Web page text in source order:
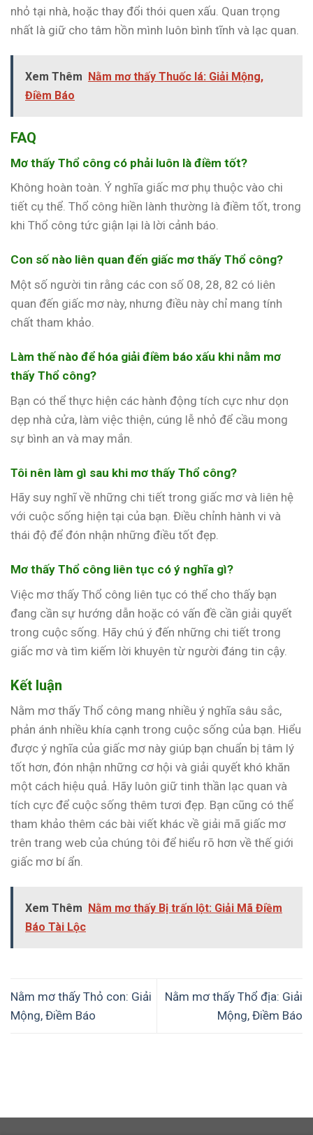
nhỏ tại nhà, hoặc thay đổi thói quen xấu. Quan trọng
nhất là giữ cho tâm hồn mình luôn bình tĩnh và lạc quan.
Xem Thêm Nằm mơ thấy Thuốc lá: Giải Mộng,
Điềm Báo
FAQ
Mơ thấy Thổ công có phải luôn là điềm tốt?
Không hoàn toàn. Ý nghĩa giấc mơ phụ thuộc vào chi
tiết cụ thể. Thổ công hiền lành thường là điềm tốt, trong
khi Thổ công tức giận lại là lời cảnh báo.
Con số nào liên quan đến giấc mơ thấy Thổ công?
Một số người tin rằng các con số 08, 28, 82 có liên
quan đến giấc mơ này, nhưng điều này chỉ mang tính
chất tham khảo.
Làm thế nào để hóa giải điềm báo xấu khi nằm mơ
thấy Thổ công?
Bạn có thể thực hiện các hành động tích cực như dọn
dẹp nhà cửa, làm việc thiện, cúng lễ nhỏ để cầu mong
sự bình an và may mắn.
Tôi nên làm gì sau khi mơ thấy Thổ công?
Hãy suy nghĩ về những chi tiết trong giấc mơ và liên hệ
với cuộc sống hiện tại của bạn. Điều chỉnh hành vi và
thái độ để đón nhận những điều tốt đẹp.
Mơ thấy Thổ công liên tục có ý nghĩa gì?
Việc mơ thấy Thổ công liên tục có thể cho thấy bạn
đang cần sự hướng dẫn hoặc có vấn đề cần giải quyết
trong cuộc sống. Hãy chú ý đến những chi tiết trong
giấc mơ và tìm kiếm lời khuyên từ người đáng tin cậy.
Kết luận
Nằm mơ thấy Thổ công mang nhiều ý nghĩa sâu sắc,
phản ánh nhiều khía cạnh trong cuộc sống của bạn. Hiểu
được ý nghĩa của giấc mơ này giúp bạn chuẩn bị tâm lý
tốt hơn, đón nhận những cơ hội và giải quyết khó khăn
một cách hiệu quả. Hãy luôn giữ tinh thần lạc quan và
tích cực để cuộc sống thêm tươi đẹp. Bạn cũng có thể
tham khảo thêm các bài viết khác về giải mã giấc mơ
trên trang web của chúng tôi để hiểu rõ hơn về thế giới
giấc mơ bí ẩn.
Xem Thêm Nằm mơ thấy Bị trấn lột: Giải Mã Điềm
Báo Tài Lộc
Nằm mơ thấy Thỏ con: Giải
Mộng, Điềm Báo
Nằm mơ thấy Thổ địa: Giải
Mộng, Điềm Báo